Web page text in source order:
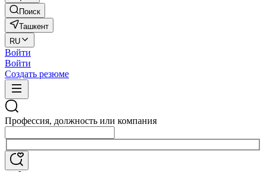
Поиск
Ташкент
RU
Войти
Войти
Создать резюме
Профессия, должность или компания